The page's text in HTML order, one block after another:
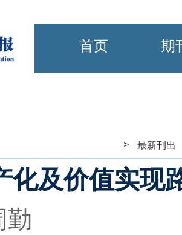
首页 期
> 最新刊出
化及价值实现
勤